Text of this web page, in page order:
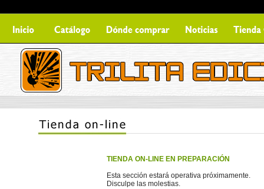
TIENDA ON-LINE EN PREPARACIÓN
Esta sección estará operativa próximamente.
Disculpe las molestias.